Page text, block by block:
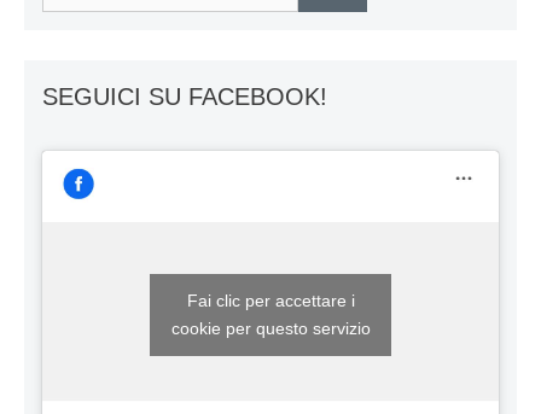
SEGUICI SU FACEBOOK!
Fai clic per accettare i
cookie per questo servizio